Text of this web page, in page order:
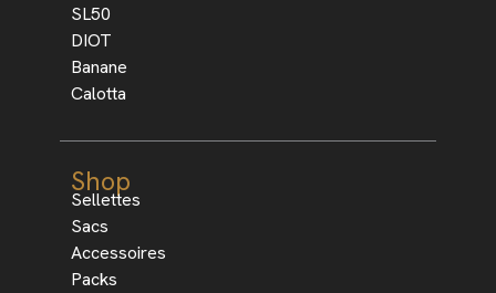
SL50
DIOT
Banane
Calotta
Shop
Sellettes
Sacs
Accessoires
Packs